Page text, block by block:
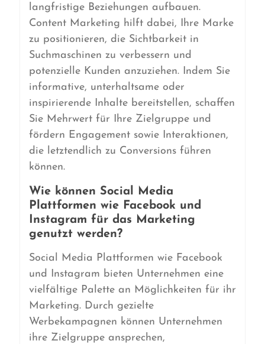
langfristige Beziehungen aufbauen.
Content Marketing hilft dabei, Ihre Marke
zu positionieren, die Sichtbarkeit in
Suchmaschinen zu verbessern und
potenzielle Kunden anzuziehen. Indem Sie
informative, unterhaltsame oder
inspirierende Inhalte bereitstellen, schaffen
Sie Mehrwert für Ihre Zielgruppe und
fördern Engagement sowie Interaktionen,
die letztendlich zu Conversions führen
können.
Wie können Social Media
Plattformen wie Facebook und
Instagram für das Marketing
genutzt werden?
Social Media Plattformen wie Facebook
und Instagram bieten Unternehmen eine
vielfältige Palette an Möglichkeiten für ihr
Marketing. Durch gezielte
Werbekampagnen können Unternehmen
ihre Zielgruppe ansprechen,